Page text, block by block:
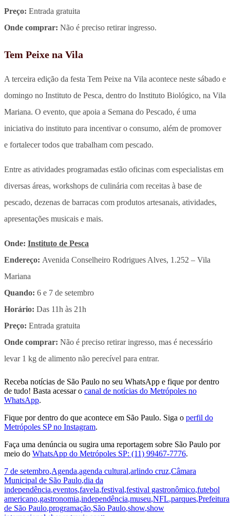
Preço: Entrada gratuita
Onde comprar: Não é preciso retirar ingresso.
Tem Peixe na Vila
A terceira edição da festa Tem Peixe na Vila acontece neste sábado e
domingo no Instituto de Pesca, dentro do Instituto Biológico, na Vila
Mariana. O evento, que apoia a Semana do Pescado, é uma
iniciativa do instituto para incentivar o consumo, além de promover
e fortalecer todos que trabalham com pescado.
Entre as atividades programadas estão oficinas com especialistas em
diversas áreas, workshops de culinária com receitas à base de
pescado, dezenas de barracas com produtos artesanais, atividades,
apresentações musicais e mais.
Onde: Instituto de Pesca
Endereço: Avenida Conselheiro Rodrigues Alves, 1.252 – Vila
Mariana
Quando: 6 e 7 de setembro
Horário: Das 11h às 21h
Preço: Entrada gratuita
Onde comprar: Não é preciso retirar ingresso, mas é necessário
levar 1 kg de alimento não perecível para entrar.
Receba notícias de São Paulo no seu WhatsApp e fique por dentro
de tudo! Basta acessar o canal de notícias do Metrópoles no
WhatsApp.
Fique por dentro do que acontece em São Paulo. Siga o perfil do
Metrópoles SP no Instagram.
Faça uma denúncia ou sugira uma reportagem sobre São Paulo por
meio do WhatsApp do Metrópoles SP: (11) 99467-7776.
7 de setembro,Agenda,agenda cultural,arlindo cruz,Câmara
Municipal de São Paulo,dia da
independência,eventos,favela,festival,festival gastronômico,futebol
americano,gastronomia,independência,museu,NFL,parques,Prefeitura
de São Paulo,programação,São Paulo,show,show